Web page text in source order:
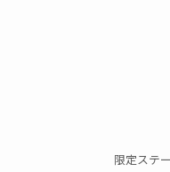
限定ステ